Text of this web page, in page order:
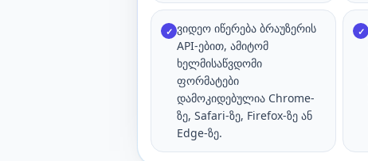
✓ ვიდეო იწერება ბრაუზერის
API-ებით, ამიტომ
ხელმისაწვდომი
ფორმატები
დამოკიდებულია Chrome-
ზე, Safari-ზე, Firefox-ზე ან
Edge-ზე.
✓